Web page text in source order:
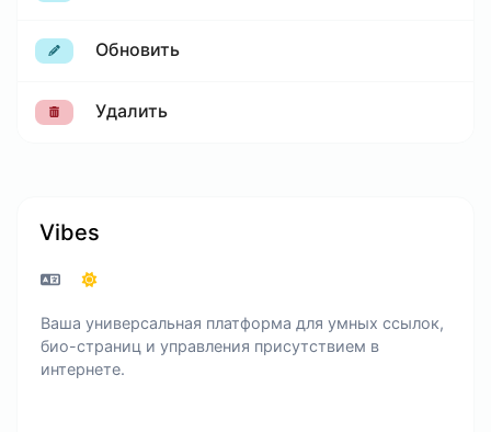
Обновить
Удалить
Vibes
Ваша универсальная платформа для умных ссылок,
био-страниц и управления присутствием в
интернете.